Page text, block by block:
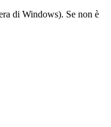
di Windows). Se non è